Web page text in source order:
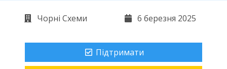
Чорні Схеми 6 березня 2025
Підтримати